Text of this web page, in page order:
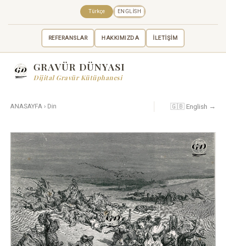
REFERANSLAR HAKKIMIZDA İLETİŞİM
Türkçe ENGLISH
GRAVÜR DÜNYASI
Dijital Gravür Kütüphanesi
ANASAYFA › Din 🇬🇧 English →